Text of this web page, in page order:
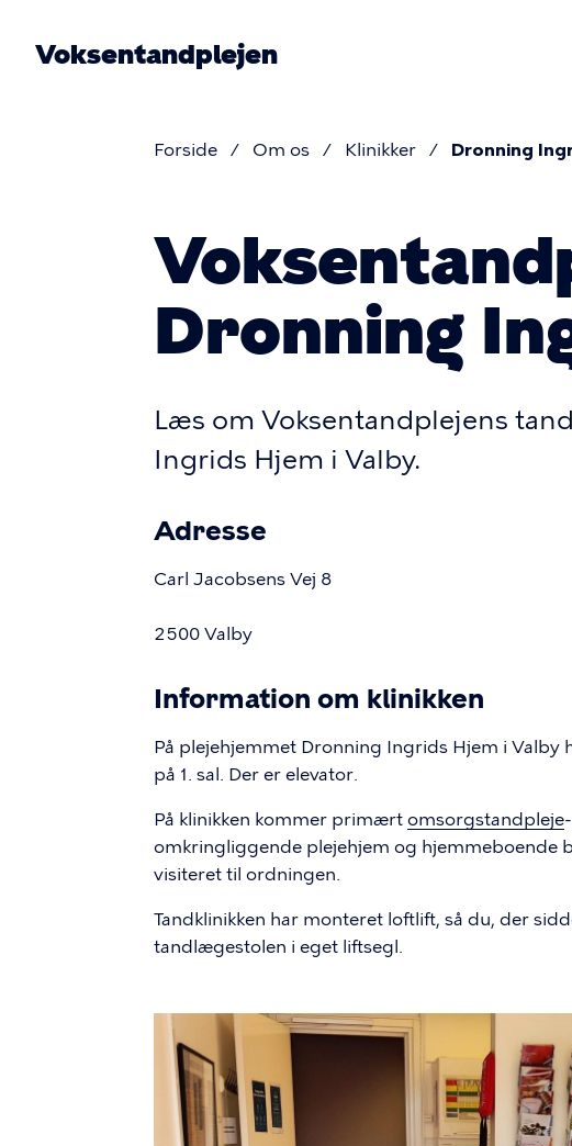
hovedindhold
Voksentandplejen
Brødkrumme
Forside Om os Klinikker Dronning
Dronning
Læs om Voksentandplejens
Ingrids Hjem i Valby.
Adresse
Carl Jacobsens Vej 8
2500 Valby
Information om klinikken
På plejehjemmet Dronning Ingrids Hjem i Valby
på 1. sal. Der er elevator.
På klinikken kommer primært omsorgstandpleje
omkringliggende plejehjem og hjemmeboende
visiteret til ordningen.
Tandklinikken har monteret loftlift, så du, der
tandlægestolen i eget liftsegl.
Billede